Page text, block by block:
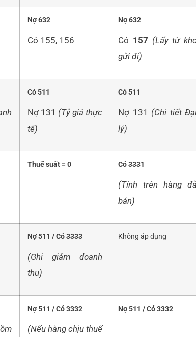
Nợ632
Có 155, 156
Nợ 632
Có 157 (Lấy từ
gửi đi)
Có511
Nợ 131 (Tỷ giá thực
tế)
Có 511
Nợ 131 (Chi tiết
lý)
Thuế suất = 0 Có 3331
(Tính trên hàng
bán)
Nợ 511 / Có3333
(Ghi giảm doanh
thu)
Không áp dụng
Nợ 511 / Có3332
(Nếu hàng chịu thuế
Nợ 511 / Có 3332